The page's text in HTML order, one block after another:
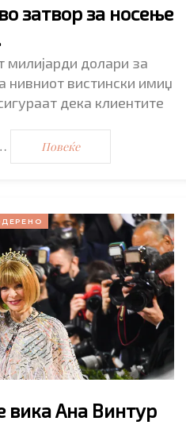
затвор за носење
долари за
нивниот вистински имиџ
дека клиентите
Повеќе
вика Ана Винтур